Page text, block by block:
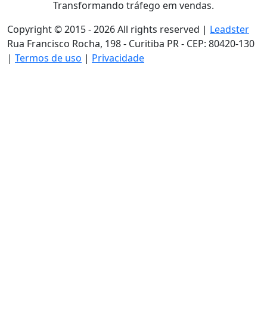
Transformando tráfego em vendas.
Copyright © 2015 -2026All rights reserved | Leadster
Rua Francisco Rocha, 198 - Curitiba PR - CEP: 80420-130
| Termos de uso | Privacidade